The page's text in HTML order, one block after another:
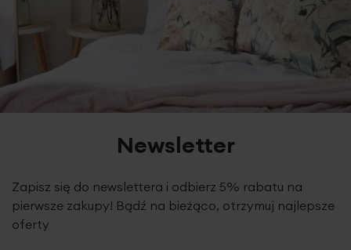
Newsletter
Zapisz się do newslettera i odbierz 5% rabatu na
pierwsze zakupy! Bądź na bieżąco, otrzymuj najlepsze
oferty